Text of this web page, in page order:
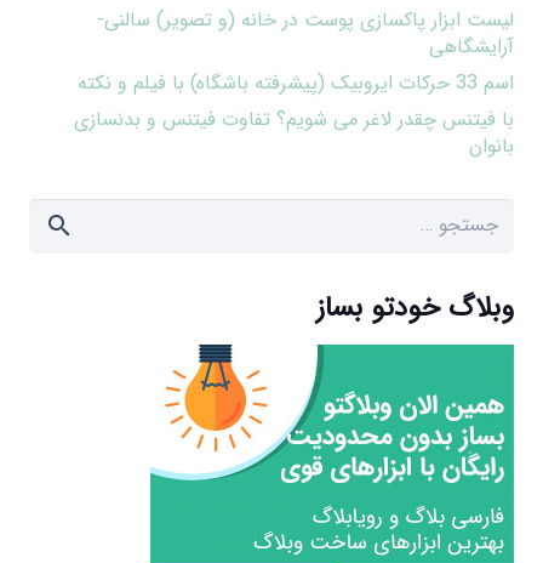
لیست ابزار پاکسازی پوست در خانه (و تصویر) سالنی-
آرایشگاهی
اسم 33 حرکات ایروبیک (پیشرفته باشگاه) با فیلم و نکته
با فیتنس چقدر لاغر می شویم؟ تفاوت فیتنس و بدنسازی
بانوان
جستجو
وبلاگ خودتو بساز